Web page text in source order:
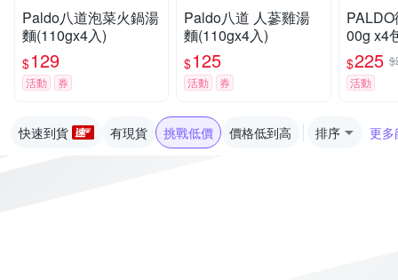
Paldo八道泡菜火鍋湯
麵(110gx4入)
$129
活動 券
Paldo八道 人蔘雞湯
麵(110gx4入)
$125
活動 券
00g x4
$225
活動
快速到貨 有現貨 挑戰低價 價格低到高 排序 更多